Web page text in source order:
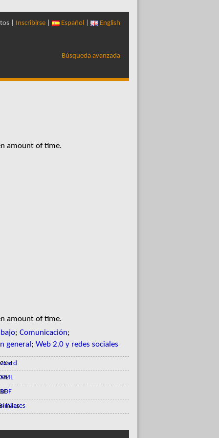
| Inscribirse Español English
Búsqueda avanzada
amount of time.
amount of time.
; Comunicación;
general ; Web 2.0 y redes sociales
vCard
XML
RDF
similares